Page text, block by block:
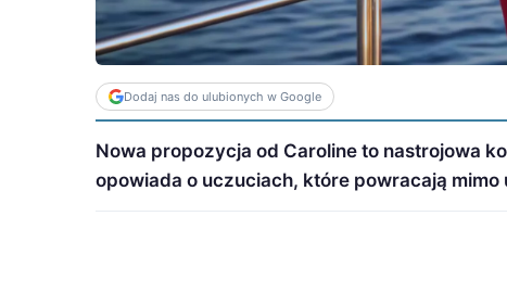
Dodaj nas do ulubionych w Google
Nowa propozycja od Caroline to nastrojowa
opowiada o uczuciach, które powracają mimo